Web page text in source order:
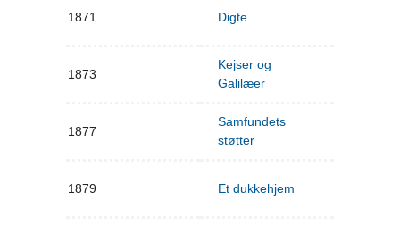
1871 Digte
1873
Kejser og
Galilæer
1877
Samfundets
støtter
1879 Et dukkehjem